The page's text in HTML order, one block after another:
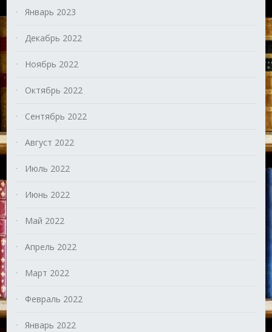
Январь 2023
Декабрь 2022
Ноябрь 2022
Октябрь 2022
Сентябрь 2022
Август 2022
Июль 2022
Июнь 2022
Май 2022
Апрель 2022
Март 2022
Февраль 2022
Январь 2022